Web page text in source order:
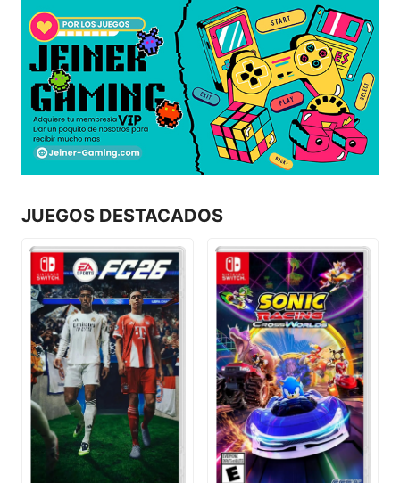
JUEGOS DESTACADOS